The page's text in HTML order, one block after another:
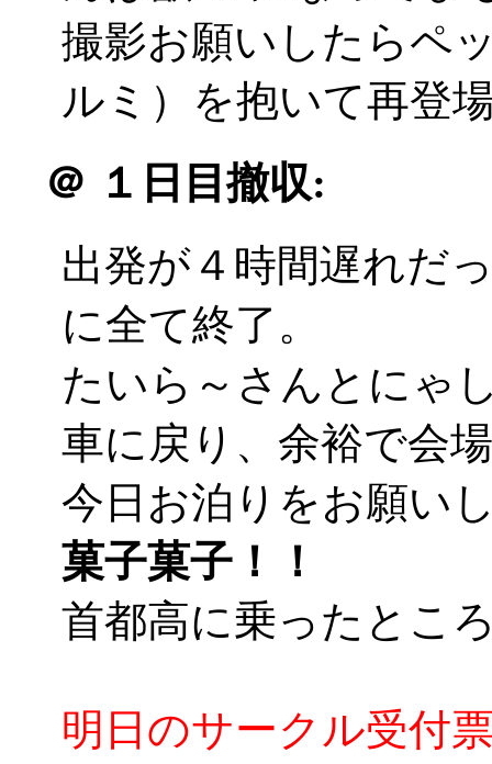
撮影お願いしたらペ
ルミ）を抱いて再登
＠ １日目撤収:
出発が４時間遅れだ
に全て終了。
たいら～さんとにゃ
車に戻り、余裕で会
今日お泊りをお願い
菓子菓子！！
首都高に乗ったとこ
明日のサークル受付